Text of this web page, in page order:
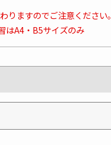
ますのでご注意ください。
A4・B5サイズのみ